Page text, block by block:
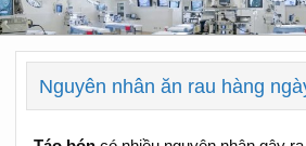
Nguyên nhân ăn rau hàng